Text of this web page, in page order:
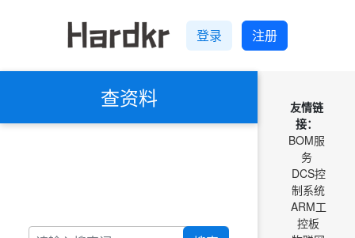
登录 注册
查资料
友情链
接：
BOM服
务
DCS控
制系统
ARM工
控板